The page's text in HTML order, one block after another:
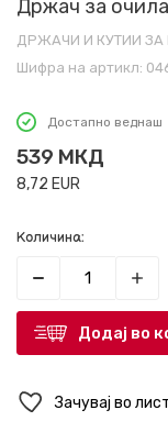
Држач за
ДРЖАЧИ И КУТИИ ЗА
Шифра на артикл:
Достапно веднаш
539 МКД
8,72 EUR
Количина:
Додај во
Зачувај во